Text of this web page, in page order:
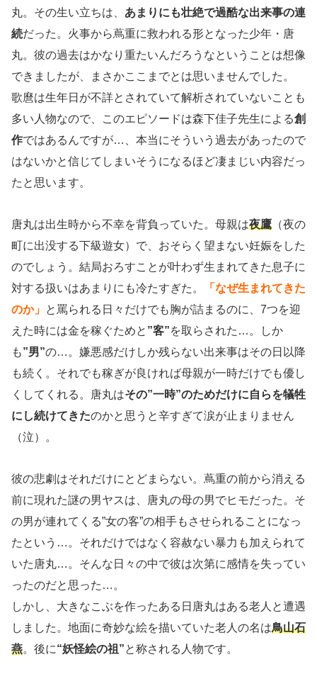
丸。その生い立ちは、 あまりにも壮絶で過酷な出来事の連
続だった。火事から蔦重に救われる形となった少年・唐
丸。彼の過去はかなり重たいんだろうなということは想像
できましたが、まさかここまでとは思いませんでした。
歌麿は生年日が不詳とされていて解析されていないことも
多い人物なので、このエピソードは森下佳子先生による創
作ではあるんですが…、本当にそういう過去があったので
はないかと信じてしまいそうになるほど凄まじい内容だっ
たと思います。
唐丸は出生時から不幸を背負っていた。母親は夜鷹 （夜の
町に出没する下級遊女）で、おそらく望まない妊娠をした
のでしょう。結局おろすことが叶わず生まれてきた息子に
対する扱いはあまりにも冷たすぎた。
「なぜ生まれてきた
のか」 と罵られる日々だけでも胸が詰まるのに、7つを迎
えた時には金を稼ぐためと ”客”を取らされた…。しか
も”男”の…。嫌悪感だけしか残らない出来事はその日以降
も続く。それでも稼ぎが良ければ母親が一時だけでも優し
くしてくれる。唐丸はその”一時”のためだけに自らを犠牲
にし続けてきたのかと思うと辛すぎて涙が止まりません
（泣）。
彼の悲劇はそれだけにとどまらない。蔦重の前から消える
前に現れた謎の男ヤスは、唐丸の母の男でヒモだった。そ
の男が連れてくる”女の客”の相手もさせられることになっ
たという…。それだけではなく容赦ない暴力も加えられて
いた唐丸…。そんな日々の中で彼は次第に感情を失ってい
ったのだと思った…。
しかし、大きなこぶを作ったある日唐丸はある老人と遭遇
しました。地面に奇妙な絵を描いていた老人の名は鳥山石
燕。後に“妖怪絵の祖”と称される人物です。